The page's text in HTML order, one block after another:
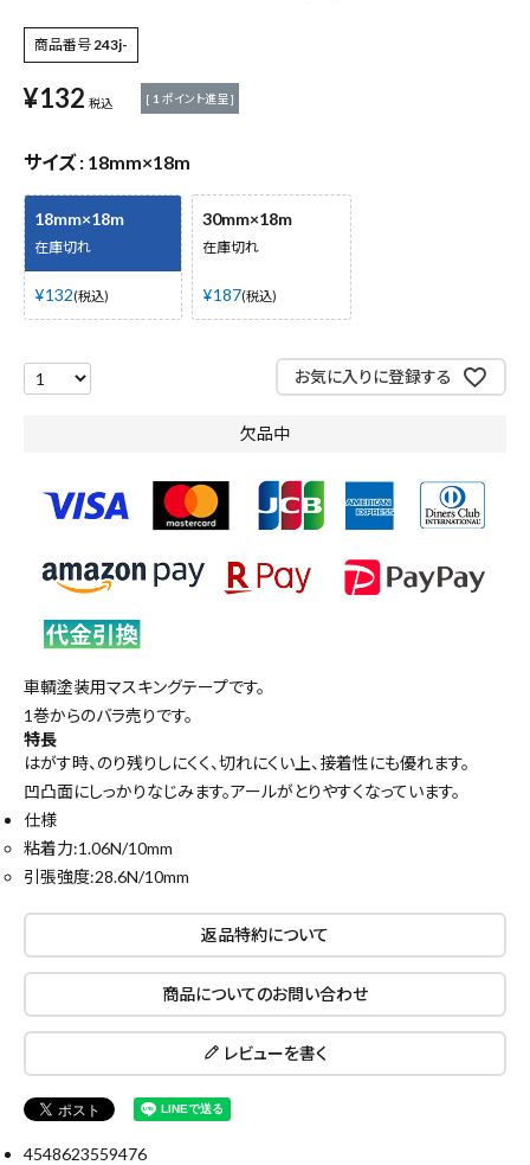
作業工具・大工道具
測定工具・筆記具
現場安全・運搬
金物・現場資材
コンテンツ
ガイドライン
close
キーワードから探す
商品番号243j-
¥132 税込 [ 1 ポイント進呈 ]
サイズ 18mm×18m
18mm×18m
在庫切れ
¥132 税込
30mm×18m
在庫切れ
¥187 税込
お気に入りに登録する
欠品中
車輌塗装用マスキングテープです。
1巻からのバラ売りです。
特長
はがす時、のり残りしにくく、切れにくい上、接着性にも優れます。
凹凸面にしっかりなじみます。アールがとりやすくなっています。
仕様
粘着力:1.06N/10mm
引張強度:28.6N/10mm
返品特約について
商品についてのお問い合わせ
レビューを書く
4548623559476